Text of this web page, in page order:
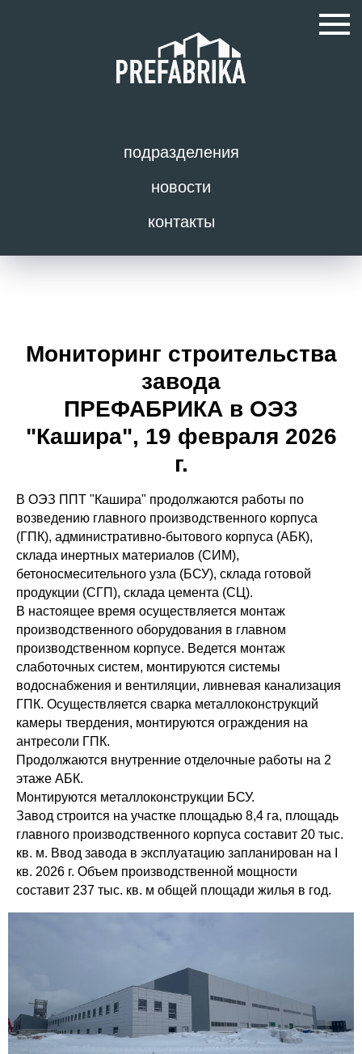
подразделения
новости
контакты
Мониторинг строительства
завода
ПРЕФАБРИКА в ОЭЗ
"Кашира", 19 февраля 2026
г.
В ОЭЗ ППТ "Кашира" продолжаются работы по
возведению главного производственного корпуса
(ГПК), административно-бытового корпуса (АБК),
склада инертных материалов (СИМ),
бетоносмесительного узла (БСУ), склада готовой
продукции (СГП), склада цемента (СЦ).
В настоящее время осуществляется монтаж
производственного оборудования в главном
производственном корпусе. Ведется монтаж
слаботочных систем, монтируются системы
водоснабжения и вентиляции, ливневая канализация
ГПК. Осуществляется сварка металлоконструкций
камеры твердения, монтируются ограждения на
антресоли ГПК.
Продолжаются внутренние отделочные работы на 2
этаже АБК.
Монтируются металлоконструкции БСУ.
Завод строится на участке площадью 8,4 га, площадь
главного производственного корпуса составит 20 тыс.
кв. м. Ввод завода в эксплуатацию запланирован на I
кв. 2026 г. Объем производственной мощности
составит 237 тыс. кв. м общей площади жилья в год.